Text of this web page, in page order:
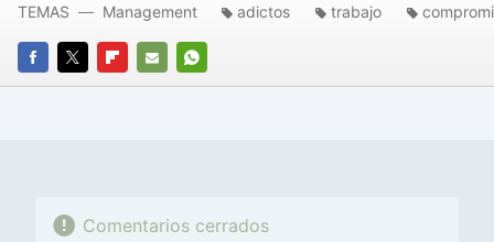
FACEBOOK
TWITTERFLIPBOARD
E-
WHATSAPP
TEMAS Management adictos trabajo
Comentarios cerrados